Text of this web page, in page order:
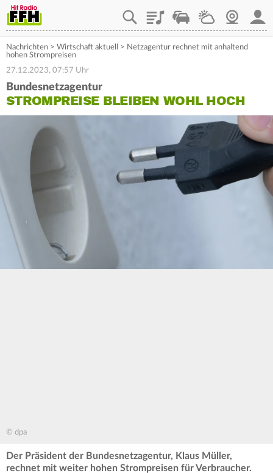
PlaylistStaupilotWetterWebcam
Nachrichten > Wirtschaft aktuell > Netzagentur rechnet mit anhaltend
hohen Strompreisen
27.12.2023, 07:57 Uhr
Bundesnetzagentur
STROMPREISE BLEIBEN WOHL HOCH
© dpa
Der Präsident der Bundesnetzagentur, Klaus Müller,
rechnet mit weiter hohen Strompreisen für Verbraucher.